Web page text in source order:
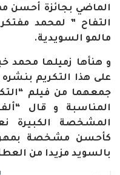
الماضي بجائزة أحسن
التفاح ” لمحمد
مالمو السويدية.
و هنأها زميلها محمد
على هذا التكريم
جمعهما من فيلم
المناسبة و قال
المشخصة الكبيرة
كأحسن مشخصة
بالسويد مزيدا من